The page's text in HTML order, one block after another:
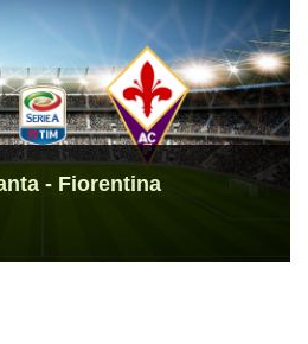
- Fiorentina